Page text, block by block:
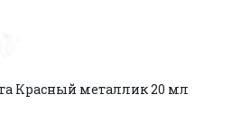
Красный металлик 20 мл